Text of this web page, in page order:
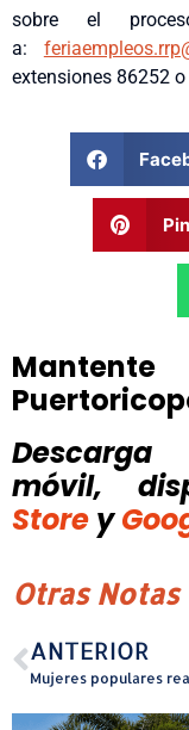
sobre el
a:
extensiones 86252
móvil,
Store y
Otras Notas
ANTERIOR